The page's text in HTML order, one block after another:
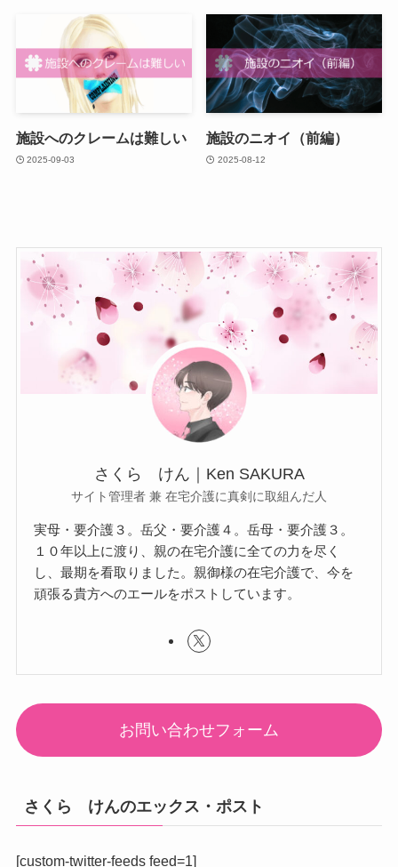
施設へのクレームは難しい
2025-09-03
施設のニオイ（前編）
2025-08-12
さくら けん｜Ken SAKURA
サイト管理者 兼 在宅介護に真剣に取組んだ人
実母・要介護３。岳父・要介護４。岳母・要介護３。
１０年以上に渡り、親の在宅介護に全ての力を尽く
し、最期を看取りました。親御様の在宅介護で、今を
頑張る貴方へのエールをポストしています。
お問い合わせフォーム
さくら けんのエックス・ポスト
[custom-twitter-feeds feed=1]